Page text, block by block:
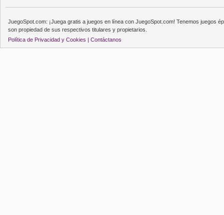
JuegoSpot.com: ¡Juega gratis a juegos en línea con JuegoSpot.com! Tenemos juegos
son propiedad de sus respectivos titulares y propietarios.
Política de Privacidad y Cookies | Contáctanos